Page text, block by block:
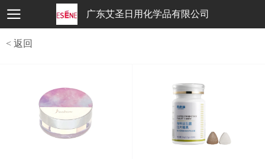
广东艾圣日用化学品有限公司
< 返回